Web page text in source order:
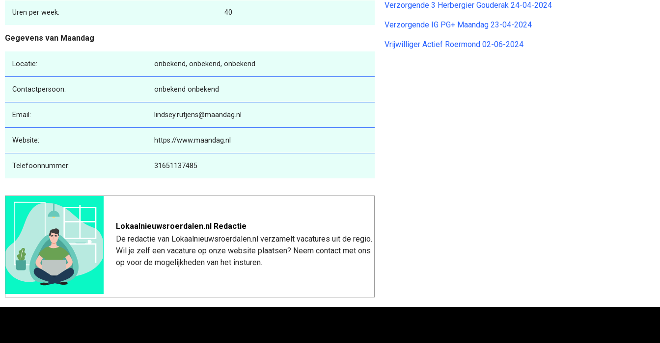
Uren per week: 40
Gegevens van Maandag
Locatie: onbekend, onbekend, onbekend
Contactpersoon: onbekend onbekend
Email: lindsey.rutjens@maandag.nl
Website: https://www.maandag.nl
Telefoonnummer: 31651137485
Lokaalnieuwsroerdalen.nl Redactie
De redactie van Lokaalnieuwsroerdalen.nl verzamelt vacatures uit de regio.
Wil je zelf een vacature op onze website plaatsen? Neem contact met ons
op voor de mogelijkheden van het insturen.
Verzorgende 3 Herbergier Gouderak 24-04-2024
Verzorgende IG PG+ Maandag 23-04-2024
Vrijwilliger Actief Roermond 02-06-2024